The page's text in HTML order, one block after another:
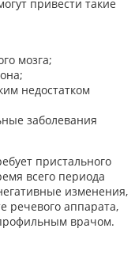
привести такие
мозга;
недостатком
заболевания
пристального
всего периода
изменения,
речевого аппарата,
врачом.